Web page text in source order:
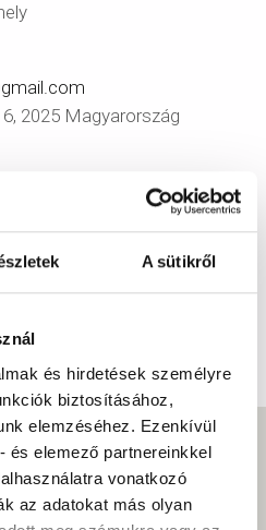
A sütikről
és hirdetések személyre
biztosításához,
elemzéséhez. Ezenkívül
és elemező partnereinkkel
vonatkozó
az adatokat más olyan
2025 Magyarország